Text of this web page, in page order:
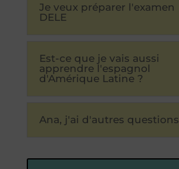
Je veux préparer l'examen
DELE
Est-ce que je vais aussi
apprendre l'espagnol
d'Amérique Latine ?
Ana, j'ai d'autres questions